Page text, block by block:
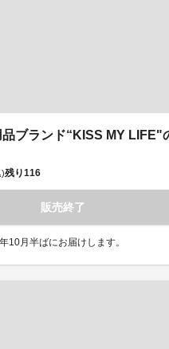
ブランド“KISS MY LIFE"
残り116
販売終了
10月半ばにお届けします。